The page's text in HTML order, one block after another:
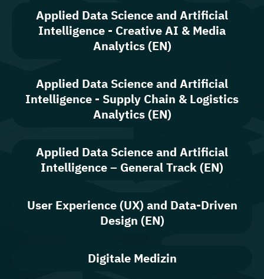
Applied Data Science and Artificial
Intelligence - Creative AI & Media
Analytics (EN)
Applied Data Science and Artificial
Intelligence - Supply Chain & Logistics
Analytics (EN)
Applied Data Science and Artificial
Intelligence – General Track (EN)
User Experience (UX) and Data-Driven
Design (EN)
Digitale Medizin